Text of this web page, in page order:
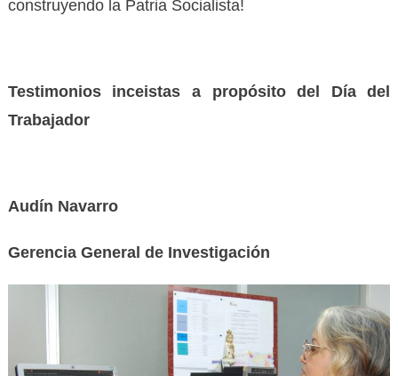
construyendo la Patria Socialista!
Testimonios inceistas a propósito del Día del
Trabajador
Audín Navarro
Gerencia General de Investigación